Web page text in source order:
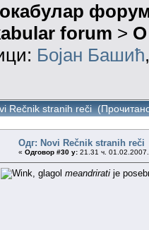
forum > О
Бојан Башић
Rečnik stranih reči
Одг: Novi Rečnik stranih reči
« Одговор #30 у: 21.31 ч.
, glagol meandrirati je